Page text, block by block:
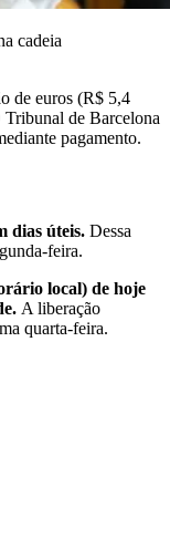
cadeia
de euros (R$ 5,4
Tribunal de Barcelona
pagamento.
dias úteis. Dessa
feira.
local) de hoje
A liberação
quarta-feira.